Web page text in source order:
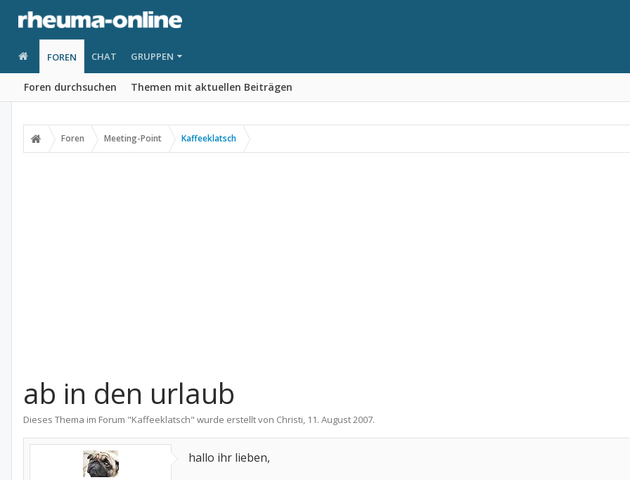
FOREN
Foren durchsuchen Themen mit aktuellen Beiträgen
CHAT GRUPPEN
Foren Meeting-Point Kaffeeklatsch
ab in den urlaub
Dieses Thema im Forum "Kaffeeklatsch" wurde erstellt von Christi, 11. August 2007.
hallo ihr lieben,